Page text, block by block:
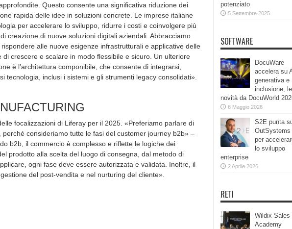
Questo consente una significativa riduzione dei
rapida delle idee in soluzioni concrete. Le imprese italiane
per accelerare lo sviluppo, ridurre i costi e coinvolgere più
creazione di nuove soluzioni digitali aziendali. Abbracciamo
alle nuove esigenze infrastrutturali e applicative delle
crescere e scalare in modo flessibile e sicuro. Un ulteriore
è l’architettura componibile, che consente di integrarsi,
tecnologia, inclusi i sistemi e gli strumenti legacy consolidati».
focalizzazioni di Liferay per il 2025. «Preferiamo parlare di
consideriamo tutte le fasi del customer journey b2b» –
b2b, il commercio è complesso e riflette le logiche dei
prodotto alla scelta del luogo di consegna, dal metodo di
ogni fase deve essere autorizzata e validata. Inoltre, il
del post-vendita e nel nurturing del cliente».
potenziato
5 Settembre 2025
SOFTWARE
DocuWare
accelera su
generativa e
inclusione, le
novità da DocuWorld
6 Maggio 2026
S2E punta
OutSystems
per
lo sviluppo
enterprise
2 Aprile 2026
RETI
Wildix Sales
Academy